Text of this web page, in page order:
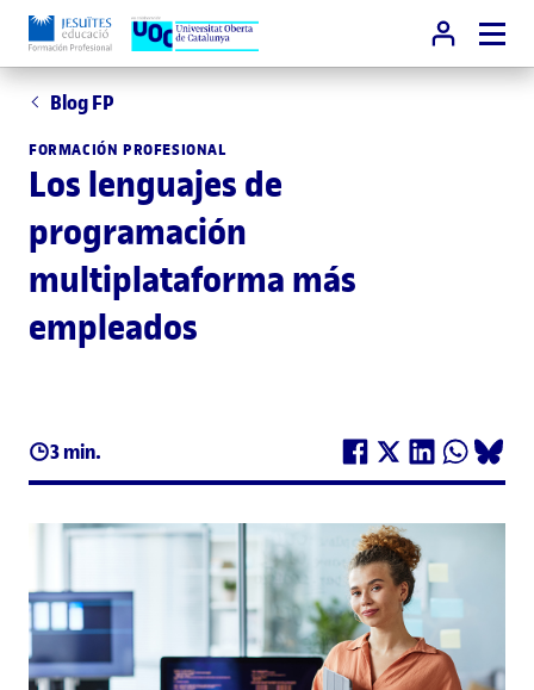
Blog FP
FORMACIÓN PROFESIONAL
Los lenguajes de
programación
multiplataforma más
empleados
3 min.